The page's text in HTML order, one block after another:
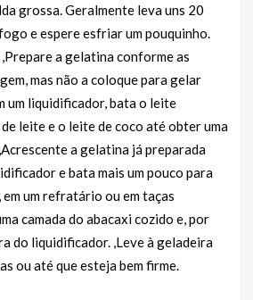
grossa. Geralmente leva uns 20
e espere esfriar um pouquinho.
a gelatina conforme as
mas não a coloque para gelar
um liquidificador, bata o leite
leite e o leite de coco até obter uma
a gelatina já preparada
e bata mais um pouco para
um refratário ou em taças
camada do abacaxi cozido e, por
do liquidificador. ,Leve à geladeira
ou até que esteja bem firme.